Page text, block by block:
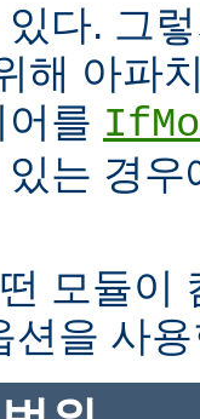
다. 그
해 아파
를
는 경
모듈이
션을 사